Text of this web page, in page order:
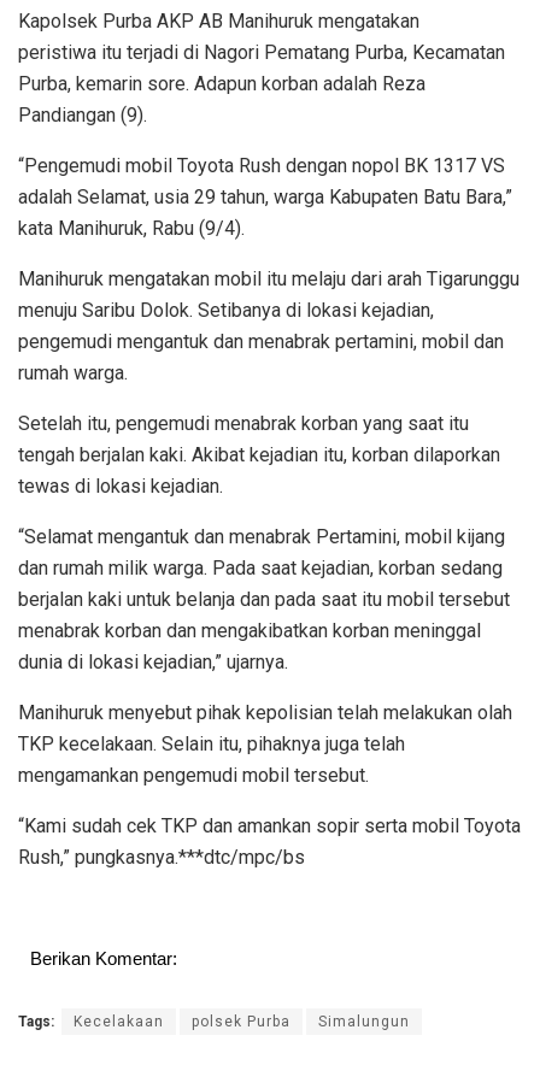
Kapolsek Purba AKP AB Manihuruk mengatakan
peristiwa itu terjadi di Nagori Pematang Purba, Kecamatan
Purba, kemarin sore. Adapun korban adalah Reza
Pandiangan (9).
“Pengemudi mobil Toyota Rush dengan nopol BK 1317 VS
adalah Selamat, usia 29 tahun, warga Kabupaten Batu Bara,”
kata Manihuruk, Rabu (9/4).
Manihuruk mengatakan mobil itu melaju dari arah Tigarunggu
menuju Saribu Dolok. Setibanya di lokasi kejadian,
pengemudi mengantuk dan menabrak pertamini, mobil dan
rumah warga.
Setelah itu, pengemudi menabrak korban yang saat itu
tengah berjalan kaki. Akibat kejadian itu, korban dilaporkan
tewas di lokasi kejadian.
“Selamat mengantuk dan menabrak Pertamini, mobil kijang
dan rumah milik warga. Pada saat kejadian, korban sedang
berjalan kaki untuk belanja dan pada saat itu mobil tersebut
menabrak korban dan mengakibatkan korban meninggal
dunia di lokasi kejadian,” ujarnya.
Manihuruk menyebut pihak kepolisian telah melakukan olah
TKP kecelakaan. Selain itu, pihaknya juga telah
mengamankan pengemudi mobil tersebut.
“Kami sudah cek TKP dan amankan sopir serta mobil Toyota
Rush,” pungkasnya.***dtc/mpc/bs
Berikan Komentar:
Tags: Kecelakaan polsek Purba Simalungun